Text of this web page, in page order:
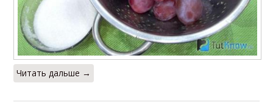
Читать дальше →